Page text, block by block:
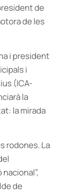
de
de les
i president
i
(ICA-
la
la mirada
rodones. La
de